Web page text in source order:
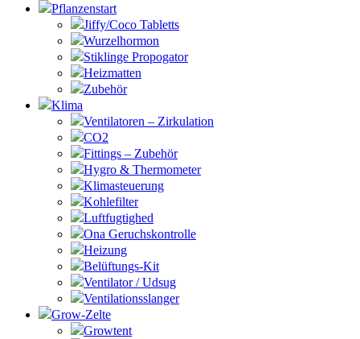
Pflanzenstart
Jiffy/Coco Tabletts
Wurzelhormon
Stiklinge Propogator
Heizmatten
Zubehör
Klima
Ventilatoren – Zirkulation
CO2
Fittings – Zubehör
Hygro & Thermometer
Klimasteuerung
Kohlefilter
Luftfugtighed
Ona Geruchskontrolle
Heizung
Belüftungs-Kit
Ventilator / Udsug
Ventilationsslanger
Grow-Zelte
Growtent